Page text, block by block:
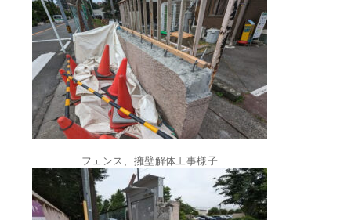
フェンス、擁壁解体工事様子